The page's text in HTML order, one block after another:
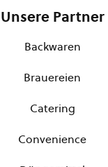
Unsere Partner
Backwaren
Brauereien
Catering
Convenience